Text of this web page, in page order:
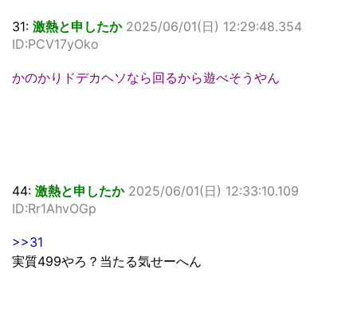
31: 激熱と申したか 2025/06/01(日) 12:29:48.354
ID:PCV17yOko
かのかりドデカヘソなら回るから遊べそうやん
44: 激熱と申したか 2025/06/01(日) 12:33:10.109
ID:Rr1AhvOGp
>>31
実質499やろ？当たる気せーへん